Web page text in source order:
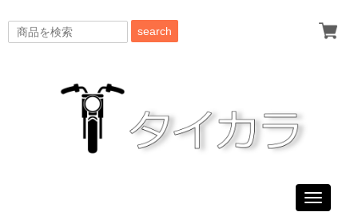
search
Toggle